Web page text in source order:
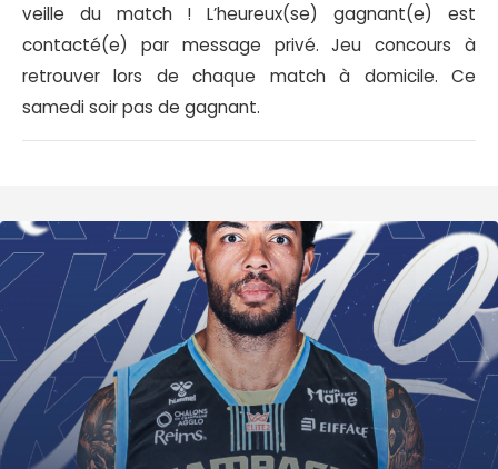
veille du match ! L’heureux(se) gagnant(e) est
contacté(e) par message privé. Jeu concours à
retrouver lors de chaque match à domicile. Ce
samedi soir pas de gagnant.